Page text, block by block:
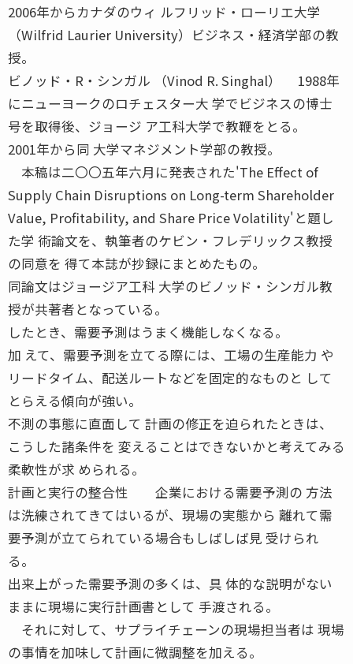
2006年からカナダのウィ ルフリッド・ローリエ大学
（Wilfrid Laurier University）ビジネス・経済学部の教
授。
ビノッド・R・シンガル （Vinod R. Singhal） 1988年
にニューヨークのロチェスター大 学でビジネスの博士
号を取得後、ジョージ ア工科大学で教鞭をとる。
2001年から同 大学マネジメント学部の教授。
本稿は二〇〇五年六月に発表された'The Effect of
Supply Chain Disruptions on Long-term Shareholder
Value, Profitability, and Share Price Volatility'と題し
た学 術論文を、執筆者のケビン・フレデリックス教授
の同意を 得て本誌が抄録にまとめたもの。
同論文はジョージア工科 大学のビノッド・シンガル教
授が共著者となっている。
したとき、需要予測はうまく機能しなくなる。
加 えて、需要予測を立てる際には、工場の生産能力 や
リードタイム、配送ルートなどを固定的なものと して
とらえる傾向が強い。
不測の事態に直面して 計画の修正を迫られたときは、
こうした諸条件を 変えることはできないかと考えてみる
柔軟性が求 められる。
計画と実行の整合性 企業における需要予測の 方法
は洗練されてきてはいるが、現場の実態から 離れて需
要予測が立てられている場合もしばしば見 受けられ
る。
出来上がった需要予測の多くは、具 体的な説明がない
ままに現場に実行計画書として 手渡される。
それに対して、サプライチェーンの現場担当者は 現場
の事情を加味して計画に微調整を加える。